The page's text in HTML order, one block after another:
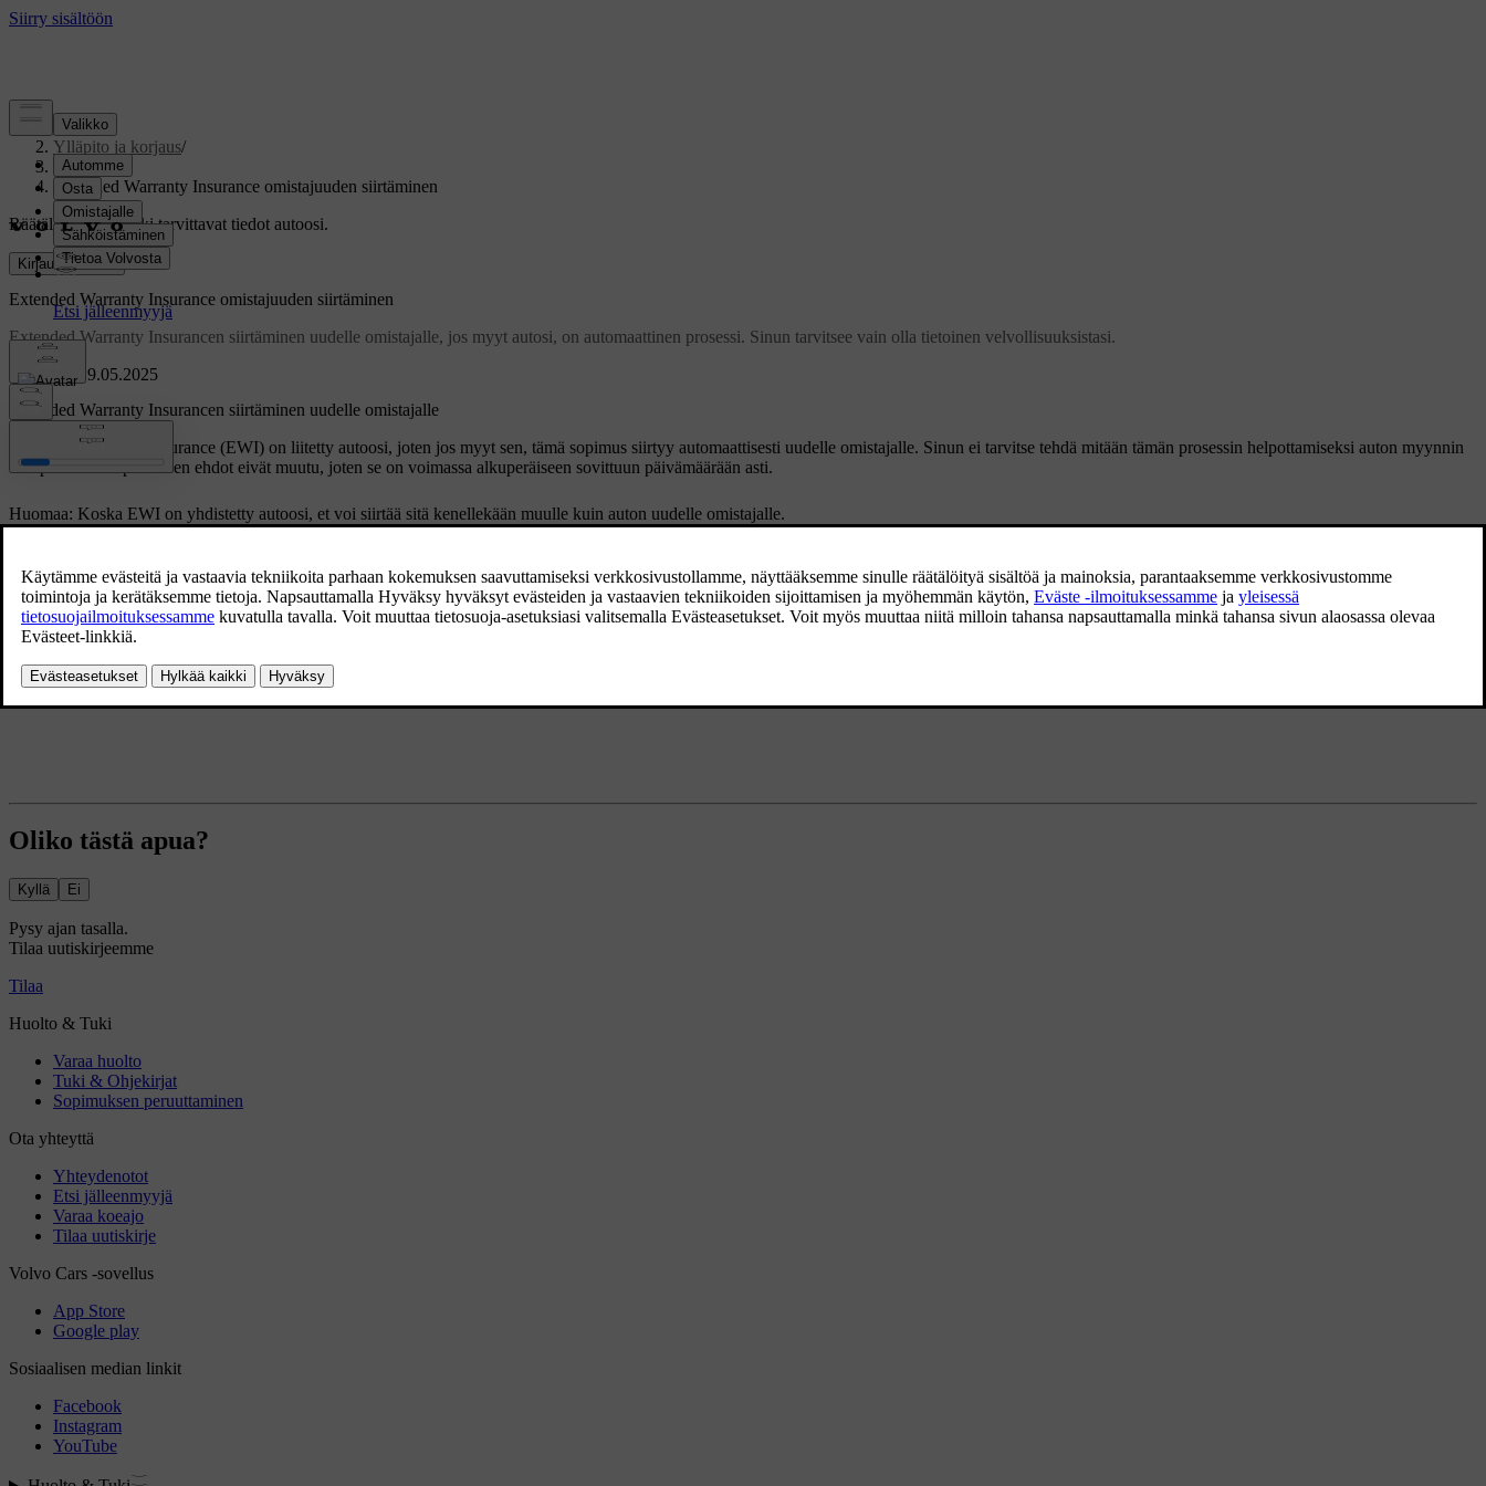
Tuki/
Ylläpito ja korjaus/
Takuu/
Extended Warranty Insurance omistajuuden siirtäminen
Räätälöity tukiHanki tarvittavat tiedot autoosi.
Kirjaudu sisään
Päivitetty 19.05.2025
Extended Warranty Insurance omistajuuden siirtäminen
Extended Warranty Insurancen siirtäminen uudelle omistajalle, jos myyt autosi, on automaattinen prosessi. Sinun tarvitsee vain olla tietoinen velvollisuuksistasi.
Extended Warranty Insurancen siirtäminen uudelle omistajalle
Extended Warranty Insurance (EWI) on liitetty autoosi, joten jos myyt sen, tämä sopimus siirtyy automaattisesti uudelle omistajalle. Sinun ei tarvitse tehdä mitään tämän prosessin helpottamiseksi auton myynnin
ulkopuolella. Sopimuksen ehdot eivät muutu, joten se on voimassa alkuperäiseen sovittuun päivämäärään asti.
Huomaa: Koska EWI on yhdistetty autoosi, et voi siirtää sitä kenellekään muulle kuin auton uudelle omistajalle.
Olet vastuussa EWI-sopimukseen liittyvien maksamattomien maksujen maksamisesta ja EWI:n sopimusehtojen ilmoittamisesta uudelle omistajalle. Lisätietoja tästä onExtended Warranty Insurancen
tuotetietoasiakirjassa ja Extended Warranty Insurancen ehdoissa.
Oliko tästä apua?
Kyllä Ei